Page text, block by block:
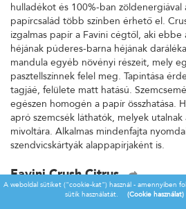
hulladékot és 100%-ban zöldenergiával
papírcsalád több színben érhető el.
izgalmas papír a Favini cégtől, aki
héjának púderes-barna héjának
mandula egyéb növényi részeit, mely
pasztellszínnek felel meg. Tapintása
tagjáé, felülete matt hatású.
egészen homogén a papír összhatása.
apró szemcsék láthatók, melyek
mivoltára. Alkalmas mindenfajta
szendvicskártyák alappapírjaként is.
Favini Crush Citrus
Favini Crush - 250g/350g A Crush egy
papírcsalád, melynél különböző
A weboldal sütiket ("cookie-kat") használ - amennyiben
sütik használatát.
(Cookie használat)